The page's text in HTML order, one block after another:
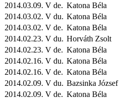
2014.03.09. V de. Katona Béla
2014.03.02. V du. Katona Béla
2014.03.02. V de. Katona Béla
2014.02.23. V du. Horváth Zsolt
2014.02.23. V de. Katona Béla
2014.02.16. V du. Katona Béla
2014.02.16. V de. Katona Béla
2014.02.09. V du. Bazsinka József
2014.02.09. V de. Katona Béla